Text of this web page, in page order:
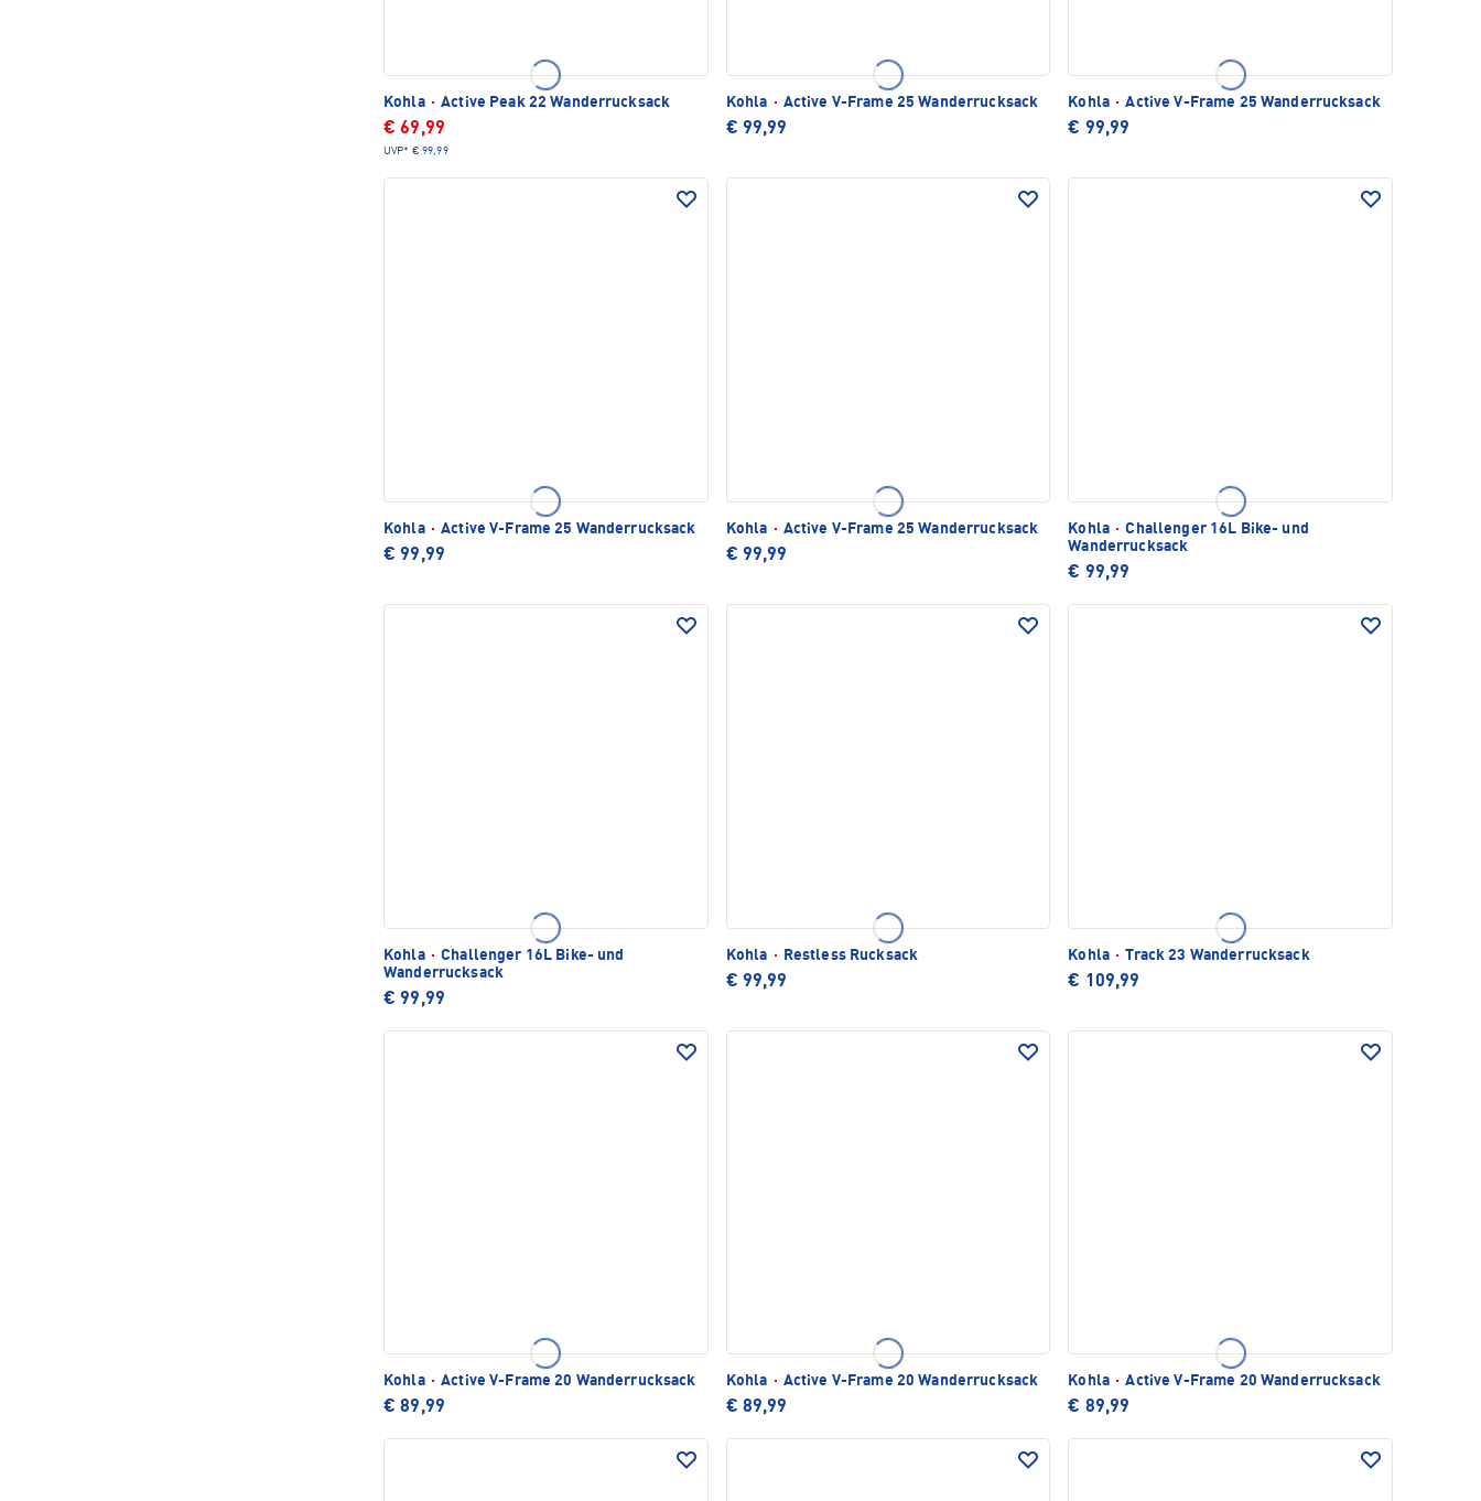
Kohla · Active Peak 22 Wanderrucksack
€ 69,99
UVP* € 99,99
Kohla · Active V-Frame 25 Wanderrucksack
€ 99,99
Kohla · Active V-Frame 25 Wanderrucksack
€ 99,99
Kohla · Active V-Frame 25 Wanderrucksack
€ 99,99
Kohla · Active V-Frame 25 Wanderrucksack
€ 99,99
Kohla · Challenger 16L Bike- und
Wanderrucksack
€ 99,99
Kohla · Challenger 16L Bike- und
Wanderrucksack
€ 99,99
Kohla · Restless Rucksack
€ 99,99
Kohla · Track 23 Wanderrucksack
€ 109,99
Kohla · Active V-Frame 20 Wanderrucksack
€ 89,99
Kohla · Active V-Frame 20 Wanderrucksack
€ 89,99
Kohla · Active V-Frame 20 Wanderrucksack
€ 89,99